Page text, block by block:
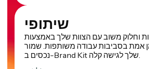
שיתופי
וחלוק משוב עם הצוות שלך באמצעות
אמת בסביבות עבודה משותפות. שמור